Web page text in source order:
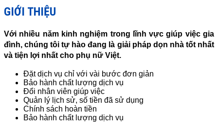
GIỚI THIỆU
Với nhiều năm kinh nghiệm trong lĩnh vực giúp việc gia
đình, chúng tôi tự hào đang là giải pháp dọn nhà tốt nhất
và tiện lợi nhất cho phụ nữ Việt.
Đặt dịch vụ chỉ với vài bước đơn giản
Bảo hành chất lượng dịch vụ
Đổi nhân viên giúp việc
Quản lý lịch sử, số tiền đã sử dụng
Chính sách hoàn tiền
Bảo hành chất lượng dịch vụ